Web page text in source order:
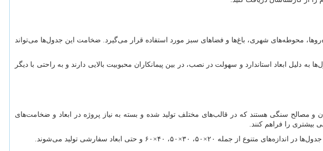
سانتی‌متر است. این نوع جدول معمولاً برای پیاده‌روها، محوطه‌های شهری، باغ‌ها و فضاهای سبز مورد استفاده قرار می‌گیرد. ضخامت این جدول‌ها می‌تواند
جدول‌ها به دلیل ابعاد استاندارد و سهولت در نصب، در بین پیمانکاران محبوبیت بالایی دارند و به راحتی با دیگر
سنگی هستند که در قالب‌های مختلف تولید شده و بسته به نیاز پروژه در ابعاد و ضخامت‌های
بیشتری را فراهم کنند.
۴۰×۶۰ و حتی ابعاد سفارشی تولید می‌شوند.